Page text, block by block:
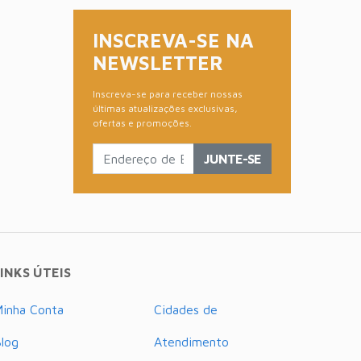
INSCREVA-SE NA
NEWSLETTER
Inscreva-se para receber nossas
últimas atualizações exclusivas,
ofertas e promoções.
JUNTE-SE
ÚTEIS
Conta Cidades de
Atendimento